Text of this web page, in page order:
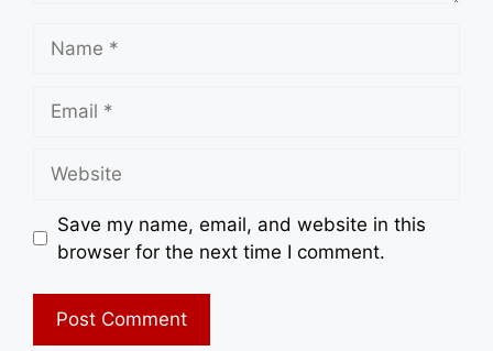
Save my name, email, and website in this
browser for the next time I comment.